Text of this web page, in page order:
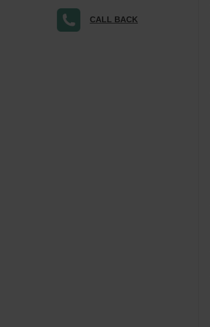
CALL BACK